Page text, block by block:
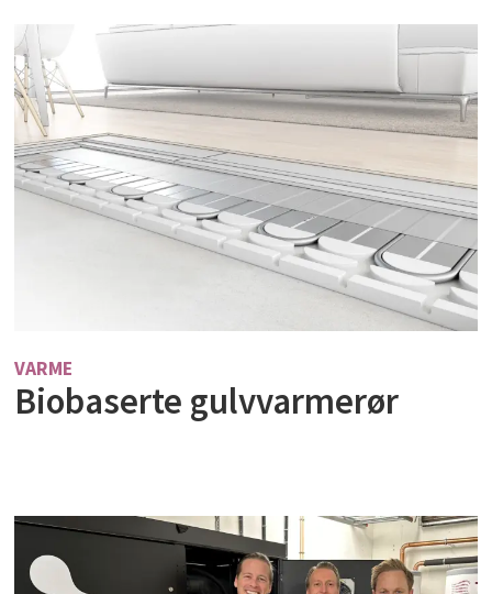
VARME
Biobaserte gulvvarmerør